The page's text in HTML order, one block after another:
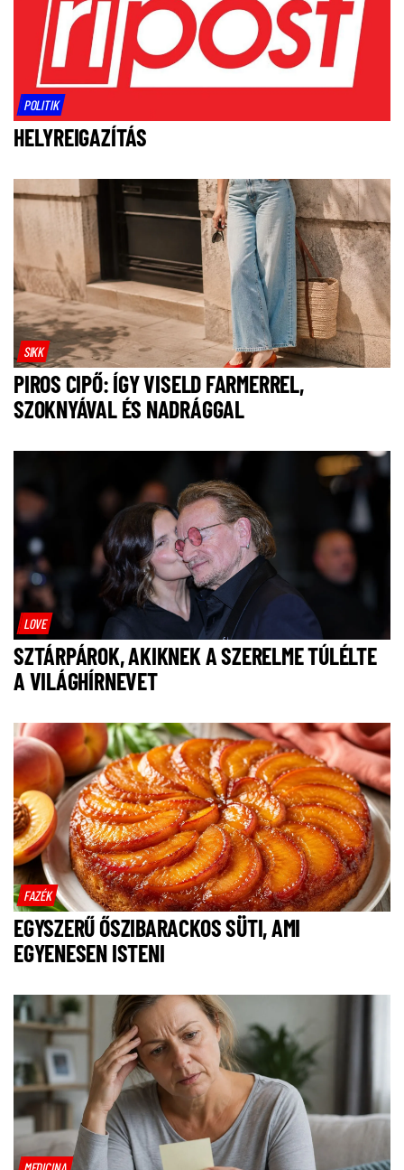
POLITIK
HELYREIGAZÍTÁS
SIKK
PIROS CIPŐ: ÍGY VISELD FARMERREL,
SZOKNYÁVAL ÉS NADRÁGGAL
LOVE
SZTÁRPÁROK, AKIKNEK A SZERELME TÚLÉLTE
A VILÁGHÍRNEVET
FAZÉK
EGYSZERŰ ŐSZIBARACKOS SÜTI, AMI
EGYENESEN ISTENI